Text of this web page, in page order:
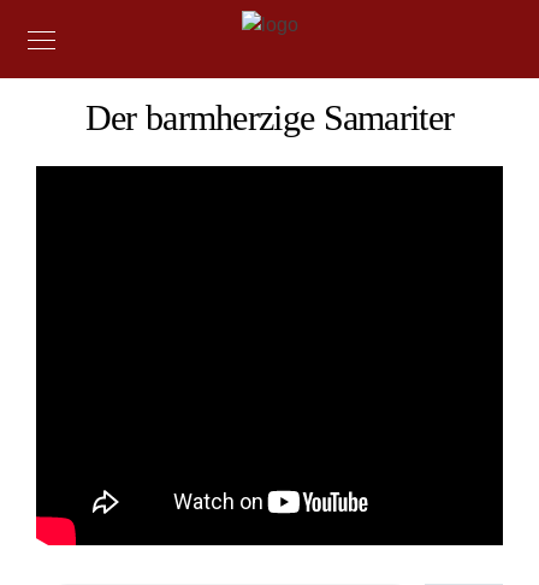
Der barmherzige Samariter